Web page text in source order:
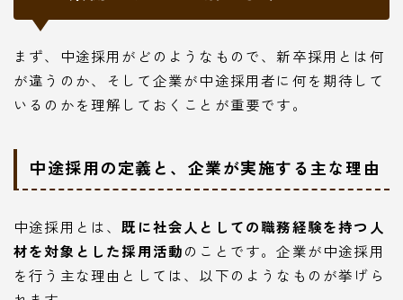
まず、中途採用がどのようなもので、新卒採用とは何
が違うのか、そして企業が中途採用者に何を期待して
いるのかを理解しておくことが重要です。
中途採用の定義と、企業が実施する主な理由
中途採用とは、既に社会人としての職務経験を持つ人
材を対象とした採用活動のことです。企業が中途採用
を行う主な理由としては、以下のようなものが挙げら